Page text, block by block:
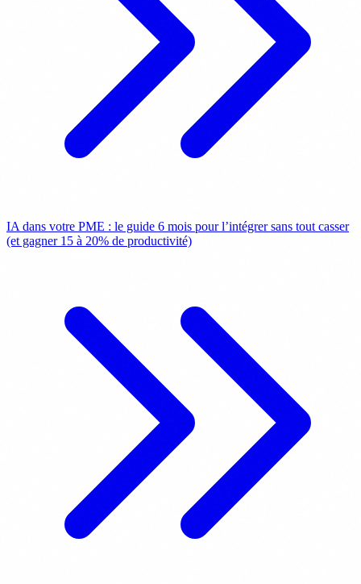
IA dans votre PME : le guide 6 mois pour l’intégrer sans tout casser
(et gagner 15 à 20% de productivité)